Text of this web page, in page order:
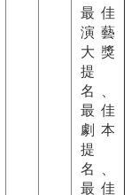
最佳
演藝
大獎
提
名、
最佳
劇本
提
名、
最佳